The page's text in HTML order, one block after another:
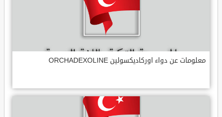
معلومات عن دواء اوركاديكسولين ORCHADEXOLINE